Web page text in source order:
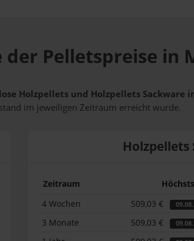
Pelletspreise in
Holzpellets und Holzpellets Sackware
im jeweiligen Zeitraum erreicht wurde.
Holzpellets
Zeitraum
4 Wochen
509,03 €
3 Monate 509,03 €